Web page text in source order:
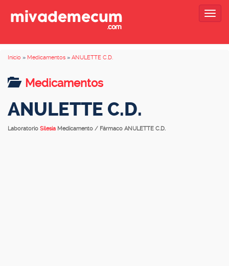
Inicio » Medicamentos » ANULETTE C.D.
Medicamentos
ANULETTE C.D.
Laboratorio Silesia Medicamento / Fármaco ANULETTE C.D.